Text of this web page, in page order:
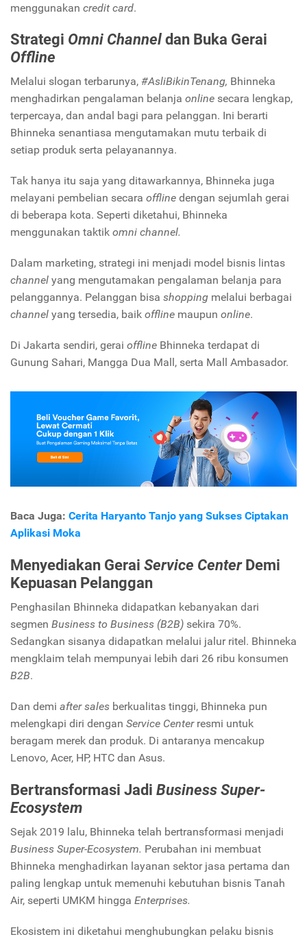
menggunakan credit card.
Strategi Omni Channeldan Buka Gerai
Offline
Melalui slogan terbarunya, #AsliBikinTenang, Bhinneka
menghadirkan pengalaman belanja online secara lengkap,
terpercaya, dan andal bagi para pelanggan. Ini berarti
Bhinneka senantiasa mengutamakan mutu terbaik di
setiap produk serta pelayanannya.
Tak hanya itu saja yang ditawarkannya, Bhinneka juga
melayani pembelian secara offline dengan sejumlah gerai
di beberapa kota. Seperti diketahui, Bhinneka
menggunakan taktik omni channel.
Dalam marketing, strategi ini menjadi model bisnis lintas
channel yang mengutamakan pengalaman belanja para
pelanggannya. Pelanggan bisa shopping melalui berbagai
channel yang tersedia, baik offline maupun online.
Di Jakarta sendiri, gerai offline Bhinneka terdapat di
Gunung Sahari, Mangga Dua Mall, serta Mall Ambasador.
Baca Juga: Cerita Haryanto Tanjo yang Sukses Ciptakan
Aplikasi Moka
Menyediakan Gerai Service CenterDemi
Kepuasan Pelanggan
Penghasilan Bhinneka didapatkan kebanyakan dari
segmen Business to Business (B2B) sekira 70%.
Sedangkan sisanya didapatkan melalui jalur ritel. Bhinneka
mengklaim telah mempunyai lebih dari 26 ribu konsumen
B2B.
Dan demi after sales berkualitas tinggi, Bhinneka pun
melengkapi diri dengan Service Centerresmi untuk
beragam merek dan produk. Di antaranya mencakup
Lenovo, Acer, HP, HTC dan Asus.
Bertransformasi Jadi Business Super-
Ecosystem
Sejak 2019 lalu, Bhinneka telah bertransformasi menjadi
Business Super-Ecosystem. Perubahan ini membuat
Bhinneka menghadirkan layanan sektor jasa pertama dan
paling lengkap untuk memenuhi kebutuhan bisnis Tanah
Air, seperti UMKM hingga Enterprises.
Ekosistem ini diketahui menghubungkan pelaku bisnis